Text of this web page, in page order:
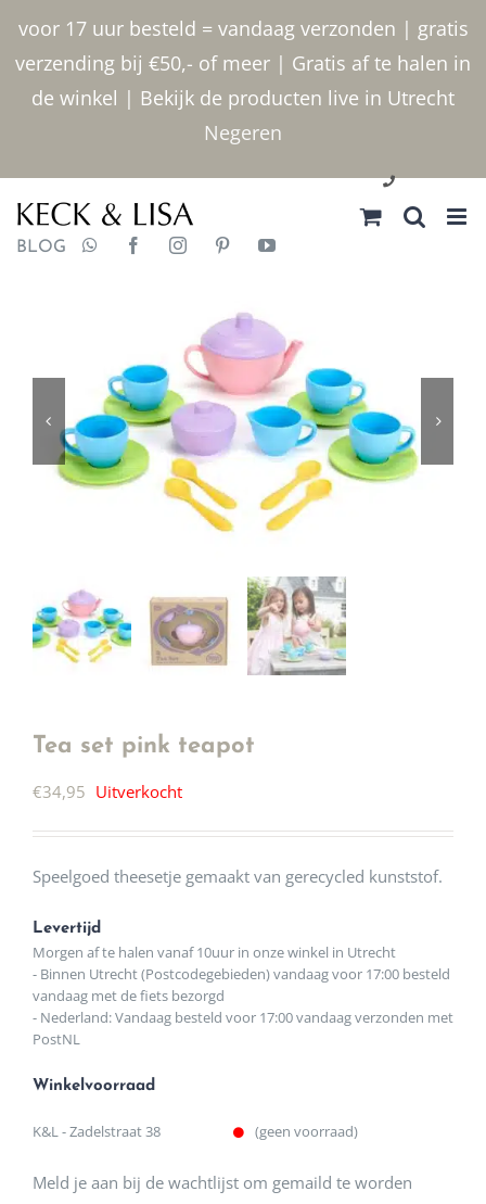
voor 17 uur besteld = vandaag verzonden | gratis
verzending bij €50,- of meer | Gratis af te halen in
de winkel | Bekijk de producten live in Utrecht
Negeren
inhoud
030 2400000
BLOG
Tea set pink teapot
€34,95 Uitverkocht
Speelgoed theesetje gemaakt van gerecycled kunststof.
Levertijd
Morgen af te halen vanaf 10uur in onze winkel in Utrecht
- Binnen Utrecht (Postcodegebieden) vandaag voor 17:00 besteld
vandaag met de fiets bezorgd
- Nederland: Vandaag besteld voor 17:00 vandaag verzonden met
PostNL
Winkelvoorraad
K&L - Zadelstraat 38 (geen voorraad)
Meld je aan bij de wachtlijst om gemaild te worden